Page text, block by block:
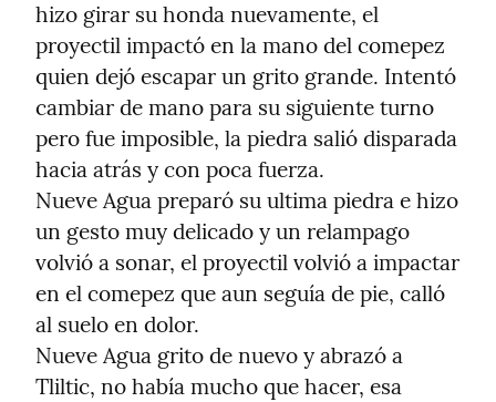
hizo girar su honda nuevamente, el
proyectil impactó en la mano del comepez
quien dejó escapar un grito grande. Intentó
cambiar de mano para su siguiente turno
pero fue imposible, la piedra salió disparada
hacia atrás y con poca fuerza.
Nueve Agua preparó su ultima piedra e hizo
un gesto muy delicado y un relampago
volvió a sonar, el proyectil volvió a impactar
en el comepez que aun seguía de pie, calló
al suelo en dolor.
Nueve Agua grito de nuevo y abrazó a
Tliltic, no había mucho que hacer, esa